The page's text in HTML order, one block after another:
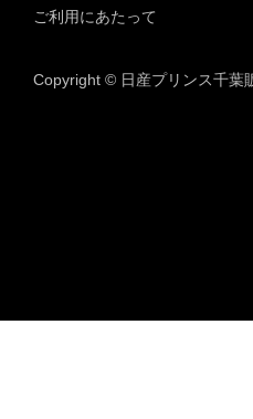
ご利用にあたって
Copyright © 日産プリンス千葉